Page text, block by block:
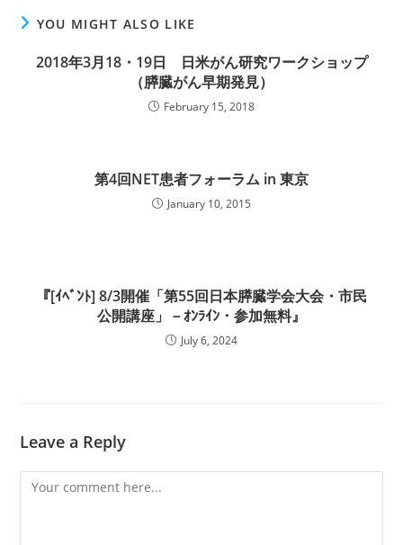
YOU MIGHT ALSO LIKE
2018年3月18・19日 日米がん研究ワークショップ
（膵臓がん早期発見）
February 15, 2018
第4回NET患者フォーラム in 東京
January 10, 2015
『[ｲﾍﾞﾝﾄ] 8/3開催「第55回日本膵臓学会大会・市民
公開講座」－ｵﾝﾗｲﾝ・参加無料』
July 6, 2024
Leave a Reply
Comment